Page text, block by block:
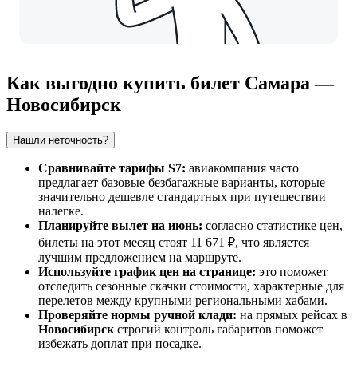
Как выгодно купить билет Самара —
Новосибирск
Нашли неточность?
Сравнивайте тарифы S7: авиакомпания часто
предлагает базовые безбагажные варианты, которые
значительно дешевле стандартных при путешествии
налегке.
Планируйте вылет на июнь: согласно статистике цен,
билеты на этот месяц стоят 11 671 ₽, что является
лучшим предложением на маршруте.
Используйте график цен на странице: это поможет
отследить сезонные скачки стоимости, характерные для
перелетов между крупными региональными хабами.
Проверяйте нормы ручной клади: на прямых рейсах в
Новосибирск строгий контроль габаритов поможет
избежать доплат при посадке.